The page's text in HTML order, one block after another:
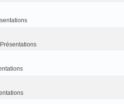
Présentations